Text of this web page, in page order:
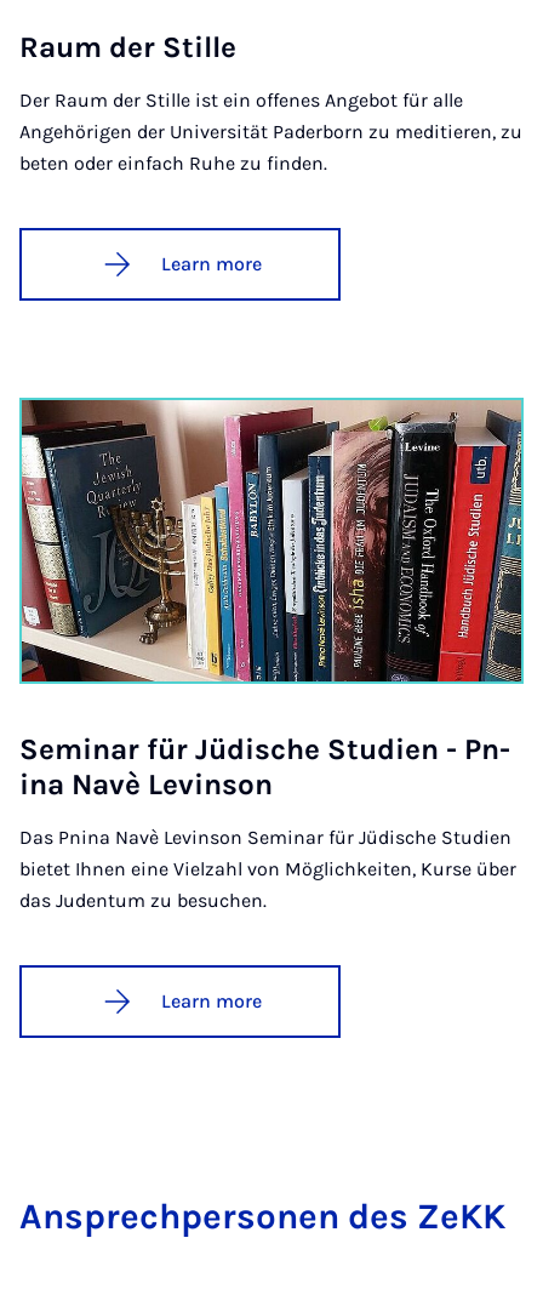
Raum der Stille
Der Raum der Stille ist ein offenes Angebot für alle
Angehörigen der Universität Paderborn zu meditieren, zu
beten oder einfach Ruhe zu finden.
Learn more
Sem­in­ar für Jüdis­che Stud­i­en - Pn­
ina Navè Lev­in­son
Das Pnina Navè Levinson Seminar für Jüdische Studien
bietet Ihnen eine Vielzahl von Möglichkeiten, Kurse über
das Judentum zu besuchen.
Learn more
An­s­prech­per­son­en des ZeKK